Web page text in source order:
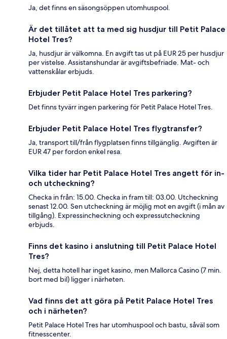
Ja, det finns en säsongsöppen utomhuspool.
Är det tillåtet att ta med sig husdjur till Petit Palace
Hotel Tres?
Ja, husdjur är välkomna. En avgift tas ut på EUR 25 per husdjur
per vistelse. Assistanshundar är avgiftsbefriade. Mat- och
vattenskålar erbjuds.
Erbjuder Petit Palace Hotel Tres parkering?
Det finns tyvärr ingen parkering för Petit Palace Hotel Tres.
Erbjuder Petit Palace Hotel Tres flygtransfer?
Ja, transport till/från flygplatsen finns tillgänglig. Avgiften är
EUR 47 per fordon enkel resa.
Vilka tider har Petit Palace Hotel Tres angett för in-
och utcheckning?
Checka in från: 15.00. Checka in fram till: 03.00. Utcheckning
senast 12.00. Sen utcheckning är möjlig mot en avgift (i mån av
tillgång). Expressincheckning och expressutcheckning
erbjuds.
Finns det kasino i anslutning till Petit Palace Hotel
Tres?
Nej, detta hotell har inget kasino, men Mallorca Casino (7 min.
bort med bil) ligger i närheten.
Vad finns det att göra på Petit Palace Hotel Tres
och i närheten?
Petit Palace Hotel Tres har utomhuspool och bastu, såväl som
fitnesscenter.